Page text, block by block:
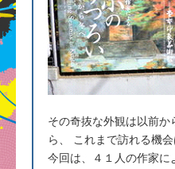
その奇抜な外観は以前
ら、 これまで訪れる機
今回は、４１人の作家に